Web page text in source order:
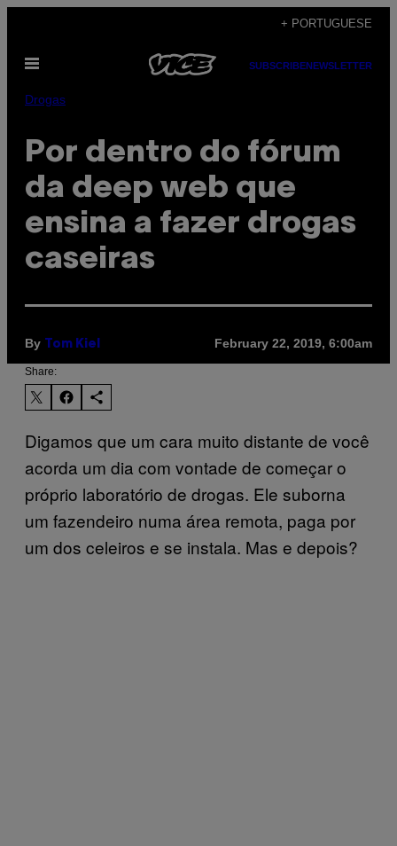
content
+ PORTUGUESE
Open
SUBSCRIBENEWSLETTER
Drogas
Por dentro do fórum
da deep web que
ensina a fazer drogas
caseiras
By Tom Kiel February 22, 2019, 6:00am
Share:
Digamos que um cara muito distante de você
acorda um dia com vontade de começar o
próprio laboratório de drogas. Ele suborna
um fazendeiro numa área remota, paga por
um dos celeiros e se instala. Mas e depois?